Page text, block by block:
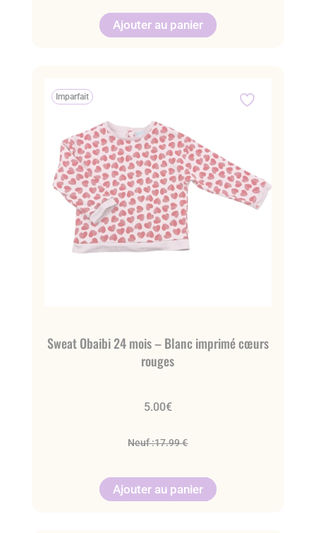
Ajouter au panier
Imparfait
Sweat Obaibi 24 mois – Blanc imprimé cœurs
rouges
5.00€
Neuf :17.99 €
Ajouter au panier